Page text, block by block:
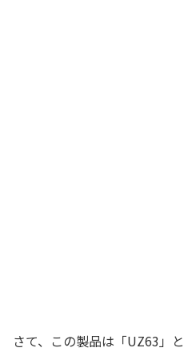
さて、この製品は「UZ63」